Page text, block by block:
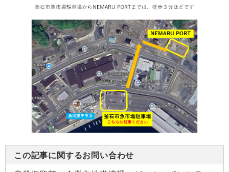
この記事に関するお問い合わせ